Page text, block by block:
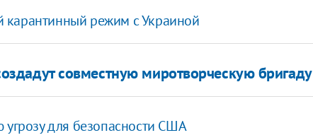
карантинный режим с Украиной
совместную миротворческую бригаду
для безопасности США